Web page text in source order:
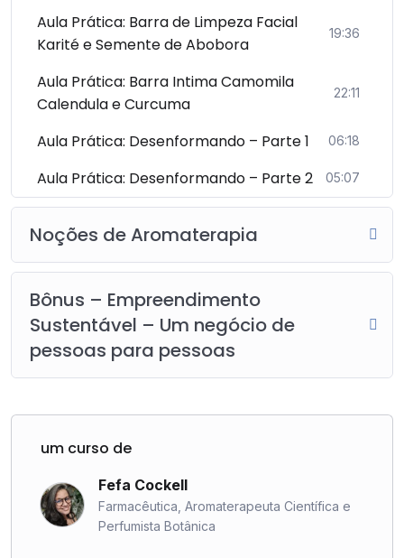
Aula Prática: Barra de Limpeza Facial
Karité e Semente de Abobora
19:36
Aula Prática: Barra Intima Camomila
Calendula e Curcuma
22:11
Aula Prática: Desenformando – Parte 1 06:18
Aula Prática: Desenformando – Parte 2 05:07
Noções de Aromaterapia
Bônus – Empreendimento
Sustentável – Um negócio de
pessoas para pessoas
um curso de
Fefa Cockell
Farmacêutica, Aromaterapeuta Científica e
Perfumista Botânica